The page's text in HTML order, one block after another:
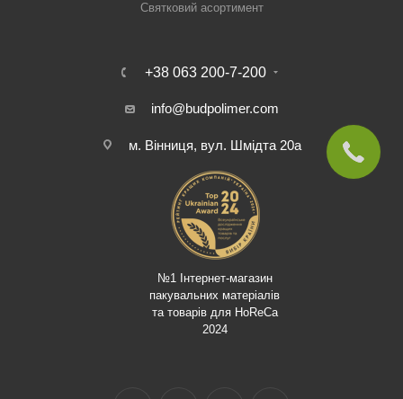
Святковий асортимент
+38 063 200-7-200
info@budpolimer.com
м. Вінниця, вул. Шмідта 20а
№1 Інтернет-магазин
пакувальних матеріалів
та товарів для HoReCa
2024